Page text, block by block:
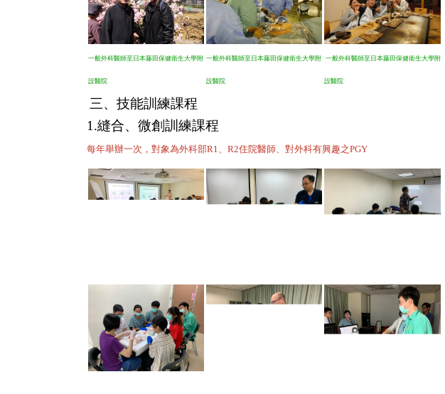
一般外科醫師至日本藤田保健衛生大學附
設醫院
一般外科醫師至日本藤田保健衛生大學附
設醫院
一般外科醫師至日本藤田保健衛生大學附
設醫院
三、技能訓練課程
1.縫合、微創訓練課程
每年舉辦一次，對象為外科部R1、R2住院醫師、對外科有興趣之PGY